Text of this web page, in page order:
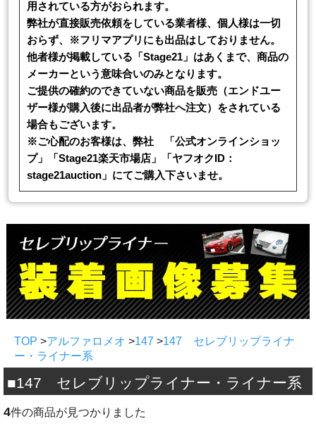
用されている方がおられます。
弊社が直接販売依頼をしている業者様、個人様は一切
おらず、※フリマアプリにも出品はしておりません。
他者様が掲載している「Stage21」はあくまで、商品の
メーカーという意味合いのみとなります。
ご提供の確約のできていない商品を販売（エンドユー
ザー様が購入後に出品者が弊社へ注文）をされている
場合もございます。
※ご心配のお客様は、弊社 「公式オンラインショッ
プ」「Stage21楽天市場店」「ヤフオクID：
stage21auction」にてご購入下さいませ。
TOP >アルファロメオ >147 >147 セレブリップライナ
ー・ライナー系
■147 セレブリップライナー・ライナー系
4件の商品が見つかりました